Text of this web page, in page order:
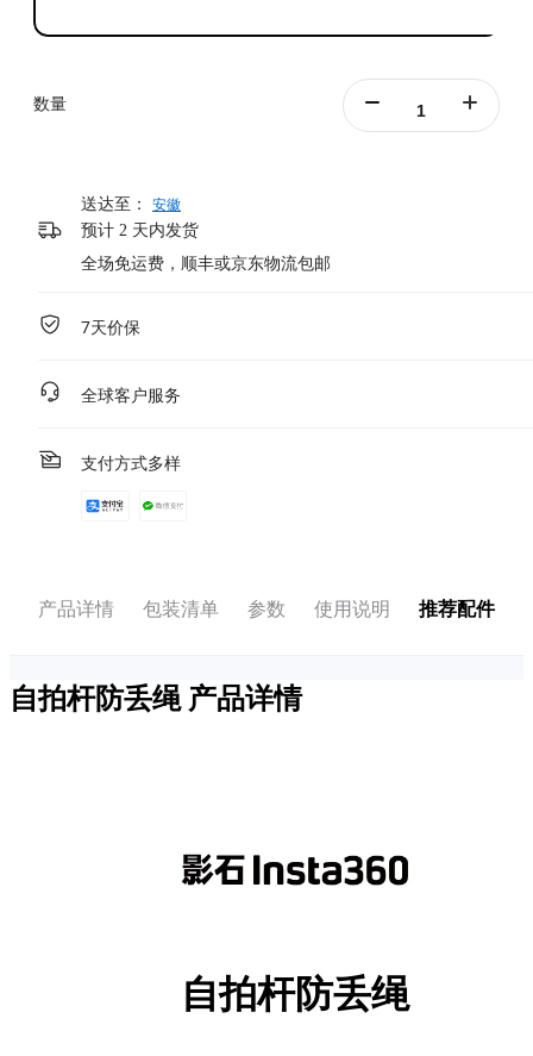
数量
送达至： 安徽
预计 2 天内发货
全场免运费，顺丰或京东物流包邮
7天价保
全球客户服务
支付方式多样
产品详情 包装清单 参数 使用说明 推荐配件
自拍杆防丢绳 产品详情
自拍杆防丢绳